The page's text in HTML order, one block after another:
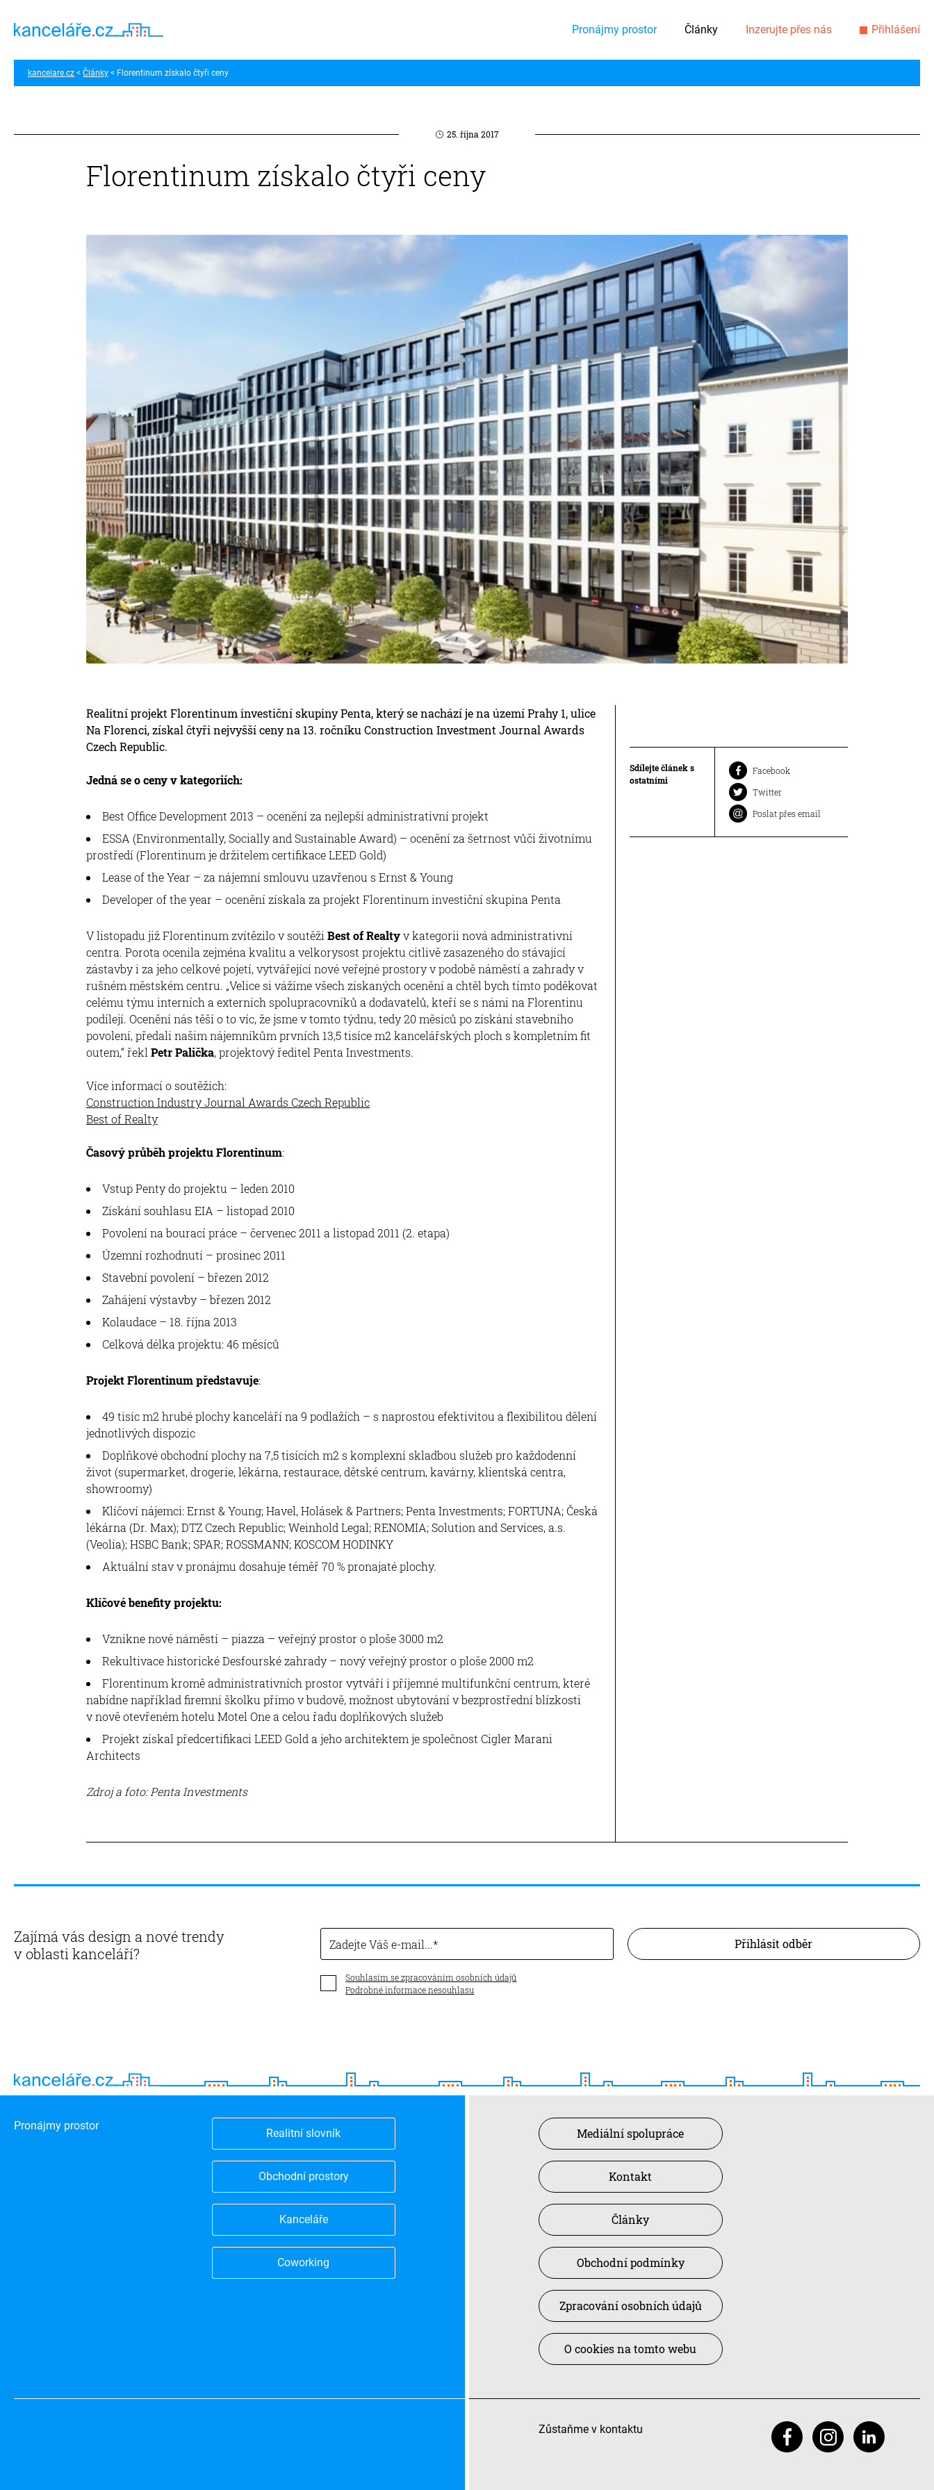
Pronájmy prostor Články Inzerujte přes nás Přihlášení
kancelare.cz Články Florentinum získalo čtyři ceny
25. října 2017
Florentinum získalo čtyři ceny
Realitní projekt Florentinum investiční skupiny Penta, který se nachází je na území Prahy 1, ulice
Na Florenci, získal čtyři nejvyšší ceny na 13. ročníku Construction Investment Journal Awards
Czech Republic.
Jedná se o ceny v kategoriích:
Best Office Development 2013 – ocenění za nejlepší administrativní projekt
ESSA (Environmentally, Socially and Sustainable Award) – ocenění za šetrnost vůči životnímu
prostředí (Florentinum je držitelem certifikace LEED Gold)
Lease of the Year – za nájemní smlouvu uzavřenou s Ernst & Young
Developer of the year – ocenění získala za projekt Florentinum investiční skupina Penta
V listopadu již Florentinum zvítězilo v soutěži Best of Realtyv kategorii nová administrativní
centra. Porota ocenila zejména kvalitu a velkorysost projektu citlivě zasazeného do stávající
zástavby i za jeho celkové pojetí, vytvářející nové veřejné prostory v podobě náměstí a zahrady v
rušném městském centru. „Velice si vážíme všech získaných ocenění a chtěl bych tímto poděkovat
celému týmu interních a externích spolupracovníků a dodavatelů, kteří se s námi na Florentinu
podílejí. Ocenění nás těší o to víc, že jsme v tomto týdnu, tedy 20 měsíců po získání stavebního
povolení, předali našim nájemníkům prvních 13,5 tisíce m2 kancelářských ploch s kompletním fit
outem,“ řekl Petr Palička, projektový ředitel Penta Investments.
Více informací o soutěžích:
Construction Industry Journal Awards Czech Republic
Best of Realty
Časový průběh projektu Florentinum:
Vstup Penty do projektu – leden 2010
Získání souhlasu EIA – listopad 2010
Povolení na bourací práce – červenec 2011 a listopad 2011 (2. etapa)
Územní rozhodnutí – prosinec 2011
Stavební povolení – březen 2012
Zahájení výstavby – březen 2012
Kolaudace – 18. října 2013
Celková délka projektu: 46 měsíců
Projekt Florentinum představuje:
49 tisíc m2 hrubé plochy kanceláří na 9 podlažích – s naprostou efektivitou a flexibilitou dělení
jednotlivých dispozic
Doplňkové obchodní plochy na 7,5 tisících m2 s komplexní skladbou služeb pro každodenní
život (supermarket, drogerie, lékárna, restaurace, dětské centrum, kavárny, klientská centra,
showroomy)
Klíčoví nájemci: Ernst & Young; Havel, Holásek & Partners; Penta Investments; FORTUNA; Česká
lékárna (Dr. Max); DTZ Czech Republic; Weinhold Legal; RENOMIA; Solution and Services, a.s.
(Veolia); HSBC Bank; SPAR; ROSSMANN; KOSCOM HODINKY
Aktuální stav v pronájmu dosahuje téměř 70 % pronajaté plochy.
Klíčové benefity projektu:
Vznikne nové náměstí – piazza – veřejný prostor o ploše 3000 m2
Rekultivace historické Desfourské zahrady – nový veřejný prostor o ploše 2000 m2
Florentinum kromě administrativních prostor vytváří i příjemné multifunkční centrum, které
nabídne například firemní školku přímo v budově, možnost ubytování v bezprostřední blízkosti
v nově otevřeném hotelu Motel One a celou řadu doplňkových služeb
Projekt získal předcertifikaci LEED Gold a jeho architektem je společnost Cigler Marani
Architects
Zdroj a foto: Penta Investments
Sdílejte článek s
ostatními
Facebook
Twitter
Poslat přes email
Zajímá vás design a nové trendy
v oblasti kanceláří?
Zadejte Váš e-mail...
Souhlasím se zpracováním osobních údajů
Podrobné informace nesouhlasu
Přihlásit odběr
Pronájmy prostor
Realitní slovník
Obchodní prostory
Kanceláře
Coworking
Mediální spolupráce
Kontakt
Články
Obchodní podmínky
Zpracování osobních údajů
O cookies na tomto webu
Zůstaňme v kontaktu